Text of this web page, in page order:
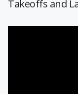
Takeoffs and